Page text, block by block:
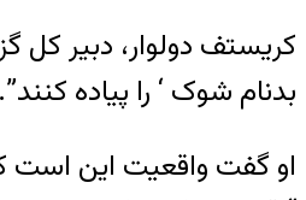
کریستف دولوار، دبیر کل
بدنام شوک‘ را پیاده کنند”.
او گفت واقعیت این است